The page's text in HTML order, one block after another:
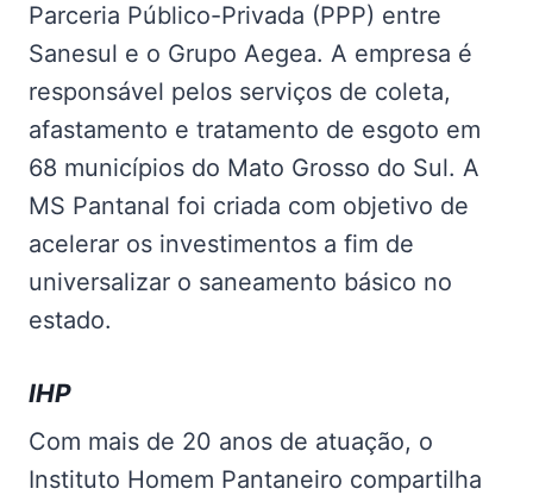
Parceria Público-Privada (PPP) entre
Sanesul e o Grupo Aegea. A empresa é
responsável pelos serviços de coleta,
afastamento e tratamento de esgoto em
68 municípios do Mato Grosso do Sul. A
MS Pantanal foi criada com objetivo de
acelerar os investimentos a fim de
universalizar o saneamento básico no
estado.
IHP
Com mais de 20 anos de atuação, o
Instituto Homem Pantaneiro compartilha